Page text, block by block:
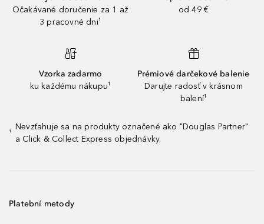
Očakávané doručenie za 1 až
3 pracovné dni¹
od 49 €
Vzorka zadarmo
ku každému nákupu¹
Prémiové darčekové balenie
Darujte radosť v krásnom
balení¹
¹
Nevzťahuje sa na produkty označené ako "Douglas Partner"
a Click & Collect Express objednávky.
Platební metody